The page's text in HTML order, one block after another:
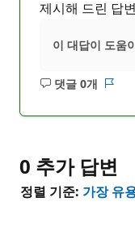
제시해 드린 답
이 대답이 도움
댓글 0개
설
0 추가 답변
정렬 기준: 가장 유